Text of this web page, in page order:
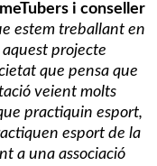
i conseller
estem treballant en
projecte
que pensa que
veient molts
practiquin esport,
esport de la
a una associació